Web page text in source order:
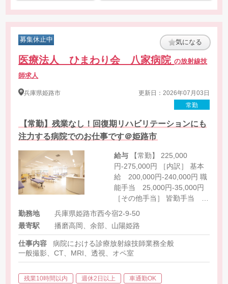
募集休止中 気になる
医療法人 ひまわり会 八家病院の放射線技
師求人
兵庫県姫路市
更新日：2026年07月03日
常勤
【常勤】残業なし！回復期リハビリテーションにも
注力する病院でのお仕事です＠姫路市
給与
円-275,000円 ［内訳］ 基本
給 200,000円-240,000円 職
能手当 25,000円-35,000円
［その他手当］ 皆勤手当
3,000円
勤務地
兵庫県姫路市西今宿2-9-50
最寄駅
播磨高岡、余部、山陽姫路
仕事内容
病院における診療放射線技師業務全般
一般撮影、CT、MRI、透視、オペ室
残業10時間以内 週休2日以上
車通勤OK